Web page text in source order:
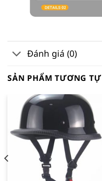
Đánh giá (0)
SẢN PHẨM TƯƠNG TỰ